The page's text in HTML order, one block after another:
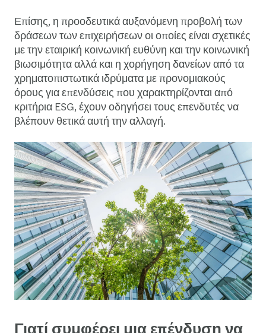
Επίσης, η προοδευτικά αυξανόμενη προβολή των
δράσεων των επιχειρήσεων οι οποίες είναι σχετικές
με την εταιρική κοινωνική ευθύνη και την κοινωνική
βιωσιμότητα αλλά και η χορήγηση δανείων από τα
χρηματοπιστωτικά ιδρύματα με προνομιακούς
όρους για επενδύσεις που χαρακτηρίζονται από
κριτήρια ESG, έχουν οδηγήσει τους επενδυτές να
βλέπουν θετικά αυτή την αλλαγή.
Γιατί συμφέρει μια επένδυση να